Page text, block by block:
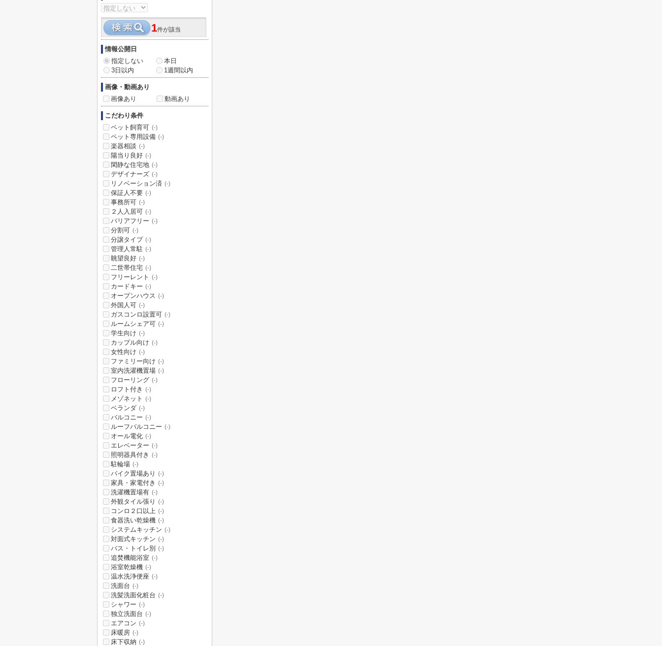
1件が該当
情報公開日
指定しない
本日
3日以内
1週間以内
画像・動画あり
画像あり
動画あり
こだわり条件
ペット飼育可 (-)
ペット専用設備 (-)
楽器相談 (-)
陽当り良好 (-)
閑静な住宅地 (-)
デザイナーズ (-)
リノベーション済 (-)
保証人不要 (-)
事務所可 (-)
２人入居可 (-)
バリアフリー (-)
分割可 (-)
分譲タイプ (-)
管理人常駐 (-)
眺望良好 (-)
二世帯住宅 (-)
フリーレント (-)
カードキー (-)
オープンハウス (-)
外国人可 (-)
ガスコンロ設置可 (-)
ルームシェア可 (-)
学生向け (-)
カップル向け (-)
女性向け (-)
ファミリー向け (-)
室内洗濯機置場 (-)
フローリング (-)
ロフト付き (-)
メゾネット (-)
ベランダ (-)
バルコニー (-)
ルーフバルコニー (-)
オール電化 (-)
エレベーター (-)
照明器具付き (-)
駐輪場 (-)
バイク置場あり (-)
家具・家電付き (-)
洗濯機置場有 (-)
外観タイル張り (-)
コンロ２口以上 (-)
食器洗い乾燥機 (-)
システムキッチン (-)
対面式キッチン (-)
バス・トイレ別 (-)
追焚機能浴室 (-)
浴室乾燥機 (-)
温水洗浄便座 (-)
洗面台 (-)
洗髪洗面化粧台 (-)
シャワー (-)
独立洗面台 (-)
エアコン (-)
床暖房 (-)
床下収納 (-)